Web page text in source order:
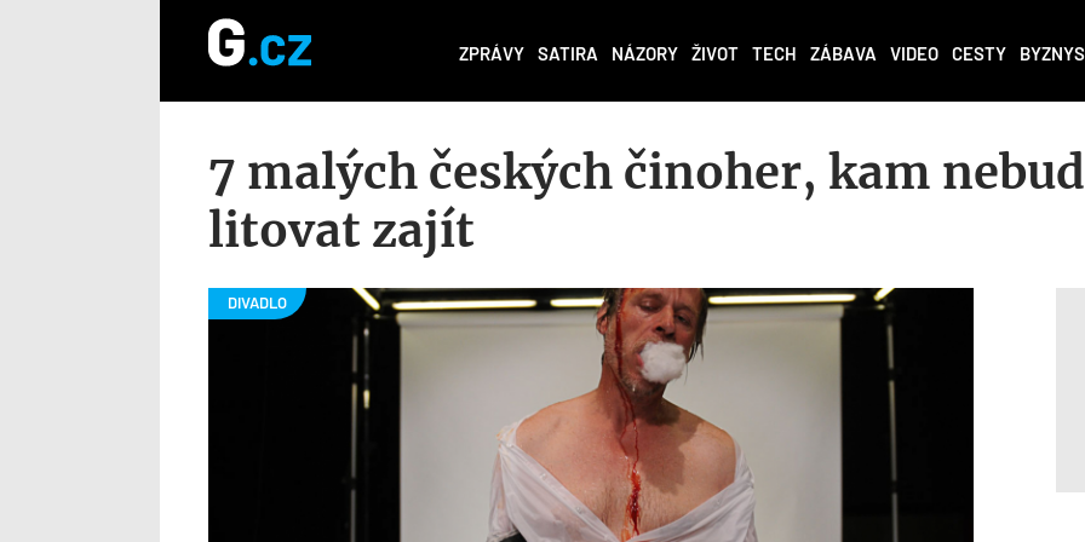
ZPRÁVY SATIRA NÁZORY ŽIVOT TECH ZÁBAVA VIDEO CESTY BYZNYS
7 malých českých činoher, kam
litovat zajít